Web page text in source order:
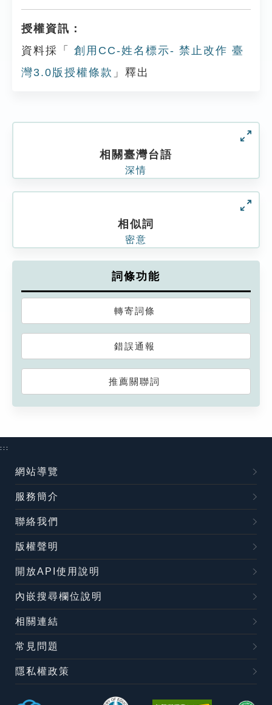
授權資訊：
資料採「
創用CC-姓名標示- 禁止改作 臺
灣3.0版授權條款 」釋出
相關臺灣台語
深情
相似詞
密意
詞條功能
轉寄詞條
錯誤通報
推薦關聯詞
:::
網站導覽
服務簡介
聯絡我們
版權聲明
開放API使用說明
內嵌搜尋欄位說明
相關連結
常見問題
隱私權政策